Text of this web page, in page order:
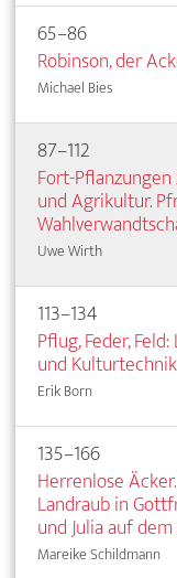
65–86
Robinson, der
Michael Bies
87–112
Fort-
und Agrikultur.
Uwe Wirth
113–134
Pflug, Feder,
und Kulturtechnik
Erik Born
135–166
Herrenlose
Landraub in
und Julia auf
Mareike Schildmann